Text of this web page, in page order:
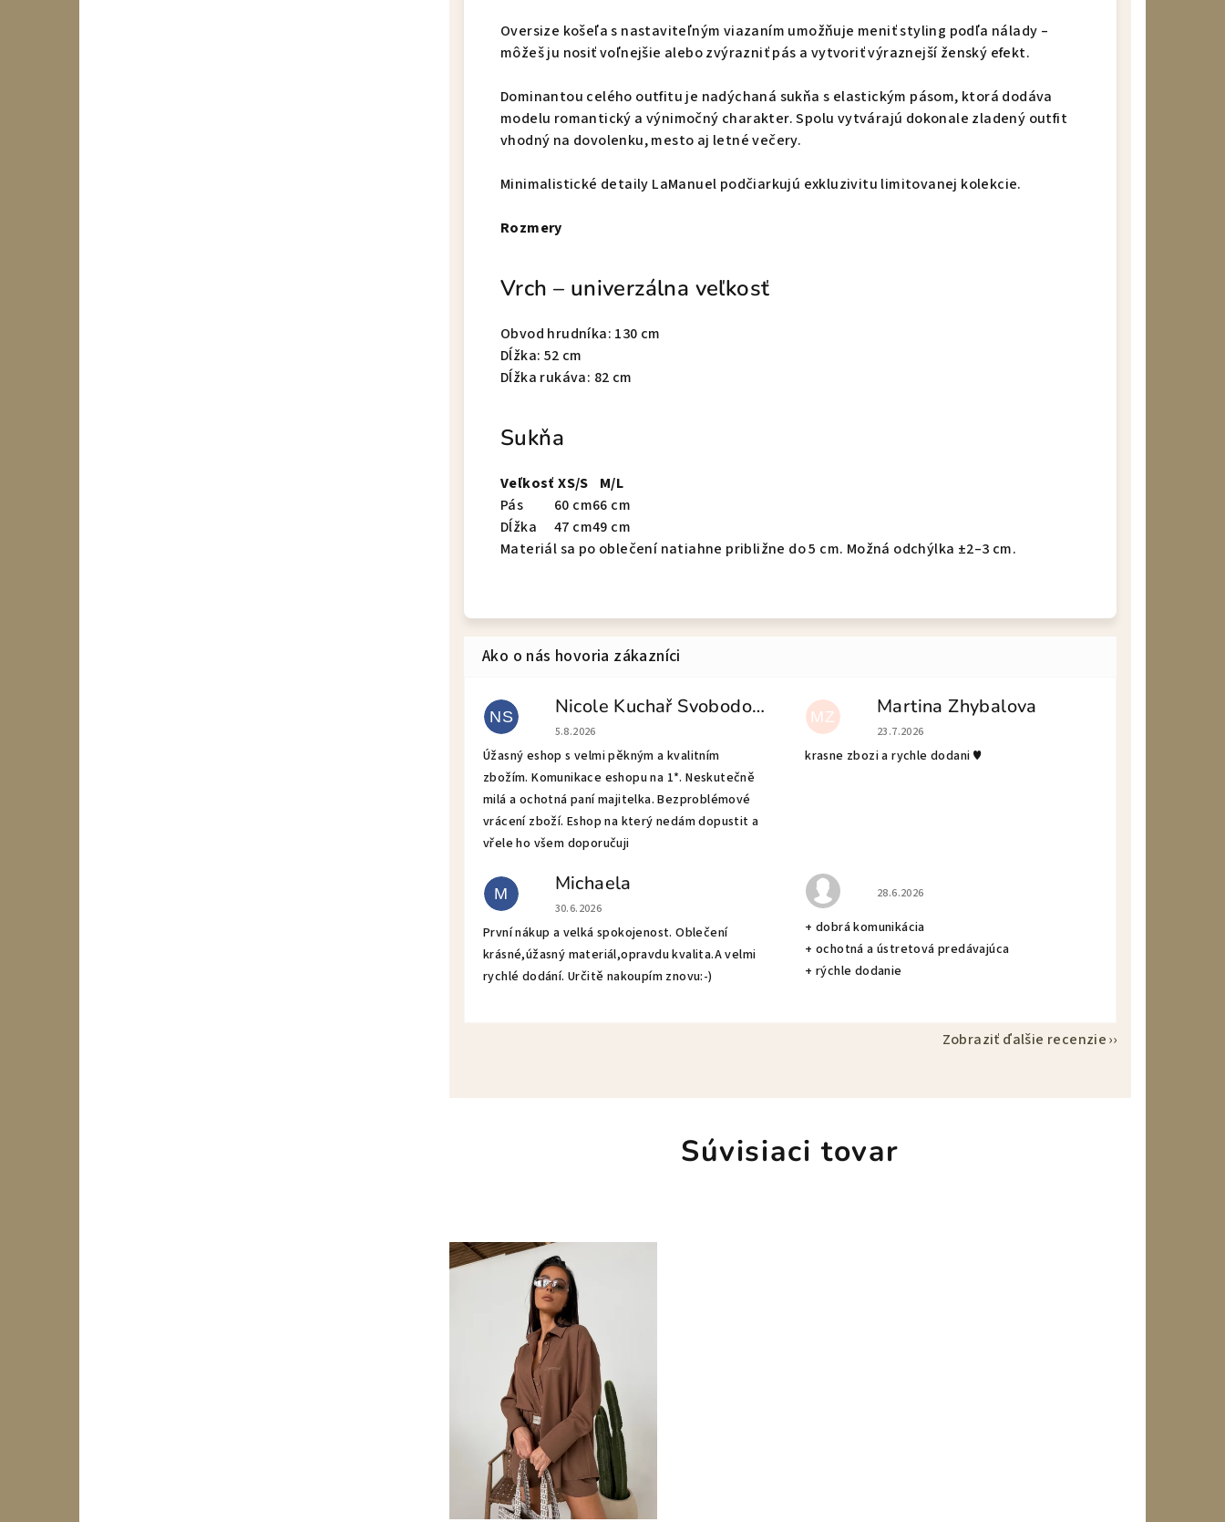
Oversize košeľa s nastaviteľným viazaním umožňuje meniť styling podľa nálady –
môžeš ju nosiť voľnejšie alebo zvýrazniť pás a vytvoriť výraznejší ženský efekt.
Dominantou celého outfitu je nadýchaná sukňa s elastickým pásom, ktorá dodáva
modelu romantický a výnimočný charakter. Spolu vytvárajú dokonale zladený outfit
vhodný na dovolenku, mesto aj letné večery.
Minimalistické detaily LaManuel podčiarkujú exkluzivitu limitovanej kolekcie.
Rozmery
Vrch – univerzálna veľkosť
Obvod hrudníka: 130 cm
Dĺžka: 52 cm
Dĺžka rukáva: 82 cm
Sukňa
Veľkosť XS/S
M/L
Pás
60 cm66 cm
Dĺžka
47 cm49 cm
Materiál sa po oblečení natiahne približne do 5 cm. Možná odchýlka ±2–3 cm.
NS Nicole Kuchař Svobodová
Hodnotenie obchodu je 5 z 5 hviezdičiek.
5.8.2026
Úžasný eshop s velmi pěkným a kvalitním
zbožím. Komunikace eshopu na 1*. Neskutečně
milá a ochotná paní majitelka. Bezproblémové
vrácení zboží. Eshop na který nedám dopustit a
vřele ho všem doporučuji
MZ Martina Zhybalova
Hodnotenie obchodu je 5 z 5 hviezdičiek.
23.7.2026
krasne zbozi a rychle dodani ♥️
M Michaela
Hodnotenie obchodu je 5 z 5 hviezdičiek.
30.6.2026
První nákup a velká spokojenost. Oblečení
krásné,úžasný materiál,opravdu kvalita.A velmi
rychlé dodání. Určitě nakoupím znovu:-)
Hodnotenie obchodu je 5 z 5 hviezdičiek.
28.6.2026
+ dobrá komunikácia
+ ochotná a ústretová predávajúca
+ rýchle dodanie
Zobraziť ďalšie recenzie
Súvisiaci tovar